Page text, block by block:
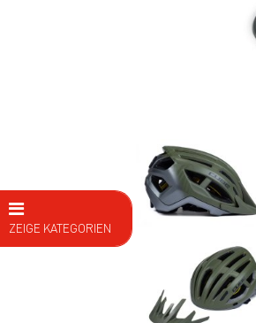
ZEIGE KATEGORIEN